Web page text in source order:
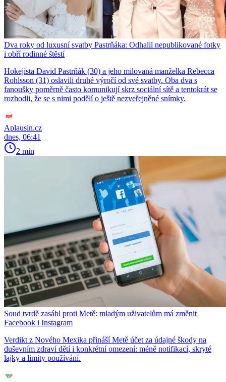
Dva roky od luxusní svatby Pastrňáka: Odhalil nepublikované fotky
i obří rodinné štěstí
Hokejista David Pastrňák (30) a jeho milovaná manželka Rebecca
Rohlsson (31) oslavili druhé výročí od své svatby. Oba dva s
fanoušky poměrně často komunikují skrz sociální sítě a tentokrát se
rozhodli, že se s nimi podělí o ještě nezveřejněné snímky.
Aplausin.cz
dnes, 06:41
2 min
Soud tvrdě zasáhl proti Metě: mladým uživatelům má změnit
Facebook i Instagram
Verdikt z Nového Mexika přináší Metě účet za údajné škody na
duševním zdraví dětí i konkrétní omezení: méně notifikací, skryté
lajky a limity používání.